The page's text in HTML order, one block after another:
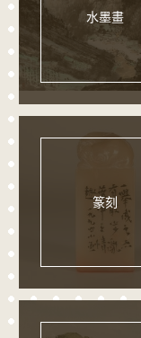
水墨畫
篆刻